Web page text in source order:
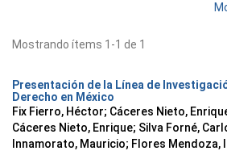
Mostrando ítems 1-1 de 1
Presentación de la Línea de
Derecho en México
Fix Fierro, Héctor; Cáceres Nieto,
Cáceres Nieto, Enrique; Silva Forné,
Innamorato, Mauricio; Flores Mendoza,